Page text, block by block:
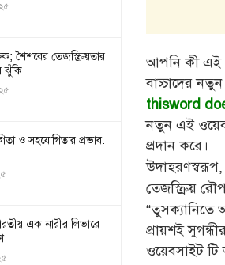
শৈশবের তেজস্ক্রিয়তার
ঝুঁকি
ও সহযোগিতার প্রভাব:
এক নারীর লিভারে
আপনি কী এই
বাচ্চাদের
thisword
নতুন এই
প্রদান করে।
তেজস্ক্রিয়
“তুসক্যানিতে
প্রায়শই
ওয়েবসাইট টি